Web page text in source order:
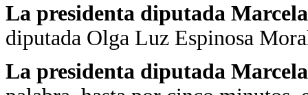
La presidenta diputada
diputada Olga Luz Espinosa
La presidenta diputada